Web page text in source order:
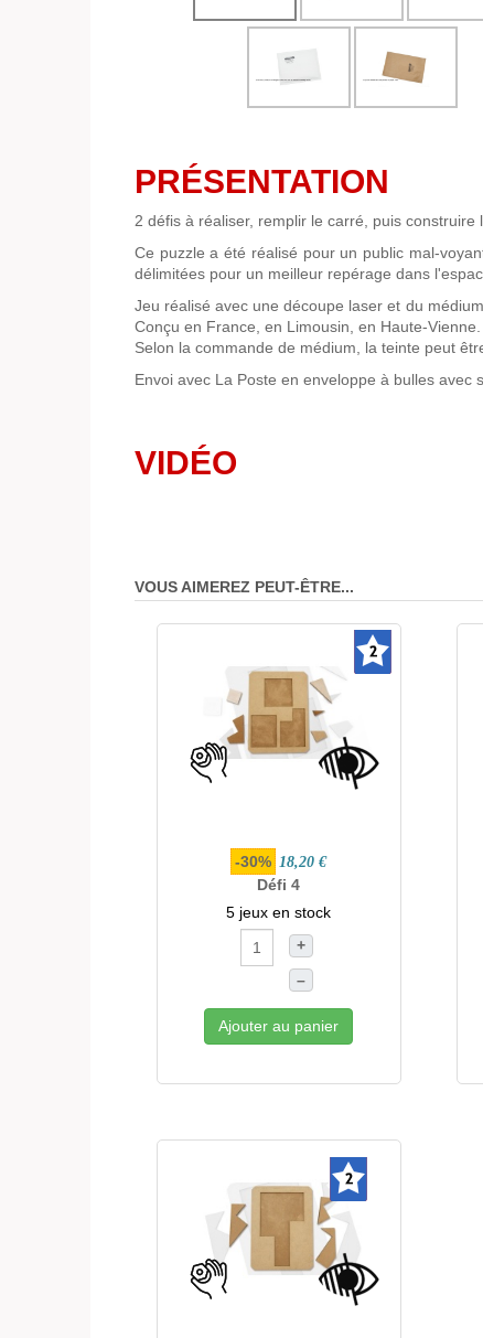
PRÉSENTATION
2 défis à réaliser, remplir le carré, puis construire
Ce puzzle a été réalisé pour un public mal-
délimitées pour un meilleur repérage dans
Jeu réalisé avec une découpe laser et du
Conçu en France, en Limousin, en Haute-Vienne.
Selon la commande de médium, la teinte peut
Envoi avec La Poste en enveloppe à bulles avec
VIDÉO
VOUS AIMEREZ PEUT-ÊTRE...
-30% 18,20 €
Défi 4
5 jeux en stock
+
–
Ajouter au panier